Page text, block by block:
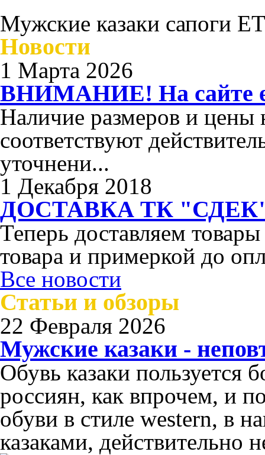
Мужские казаки сапоги
Новости
1 Марта 2026
ВНИМАНИЕ! На сайте
Наличие размеров и цены
соответствуют
уточнени...
1 Декабря 2018
ДОСТАВКА ТК
Теперь доставляем
товара и примеркой до
Все новости
Статьи и обзоры
22 Февраля 2026
Мужские казаки -
Обувь казаки пользуется
россиян, как впрочем, и
обуви в стиле western, в
казаками, действительно